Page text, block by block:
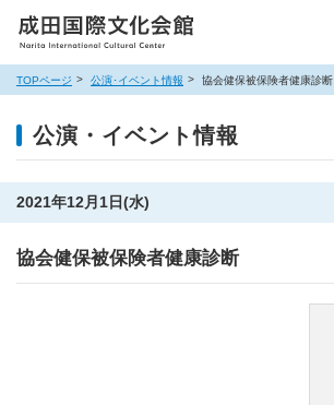
TOPページ 公演･イベント情報 協会健保被保険者健康診断
公演・イベント情報
2021年12月1日(水)
協会健保被保険者健康診断